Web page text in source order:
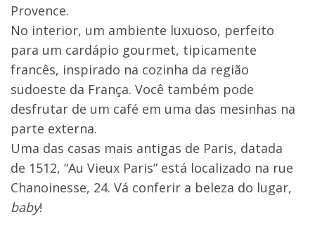
Provence.
No interior, um ambiente luxuoso, perfeito
para um cardápio gourmet, tipicamente
francês, inspirado na cozinha da região
sudoeste da França. Você também pode
desfrutar de um café em uma das mesinhas na
parte externa.
Uma das casas mais antigas de Paris, datada
de 1512, “Au Vieux Paris” está localizado na rue
Chanoinesse, 24. Vá conferir a beleza do lugar,
baby!